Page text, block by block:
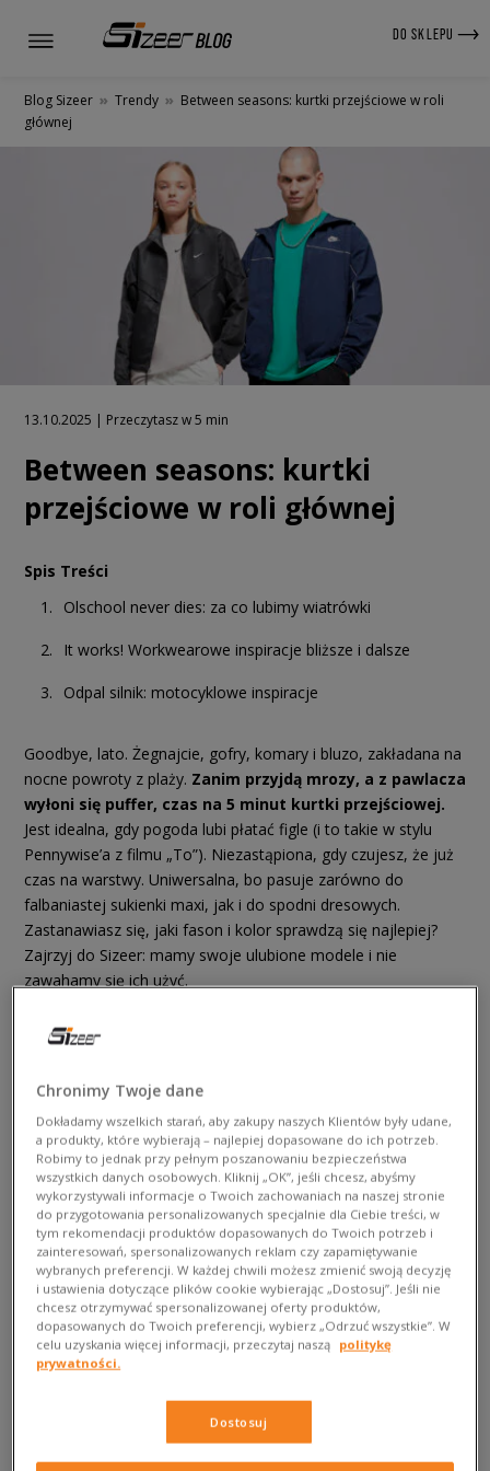
DO SKLEPU
Blog Sizeer » Trendy » Between seasons: kurtki przejściowe w roli
głównej
13.10.2025 | Przeczytasz w 5 min
Between seasons: kurtki
przejściowe w roli głównej
Spis Treści
Olschool never dies: za co lubimy wiatrówki
It works! Workwearowe inspiracje bliższe i dalsze
Odpal silnik: motocyklowe inspiracje
Goodbye, lato. Żegnajcie, gofry, komary i bluzo, zakładana na
nocne powroty z plaży. Zanim przyjdą mrozy, a z pawlacza
wyłoni się puffer, czas na 5 minut kurtki przejściowej.
Jest idealna, gdy pogoda lubi płatać figle (i to takie w stylu
Pennywise’a z filmu „To”). Niezastąpiona, gdy czujesz, że już
czas na warstwy. Uniwersalna, bo pasuje zarówno do
falbaniastej sukienki maxi, jak i do spodni dresowych.
Zastanawiasz się, jaki fason i kolor sprawdzą się najlepiej?
Zajrzyj do Sizeer: mamy swoje ulubione modele i nie
zawahamy się ich użyć.
Olschool never dies: za co lubimy
wiatrówki
Nostalgia rozgrzewa jak termofor – dlatego na widok retro
ciepło na serduszkach. Może to ten połysk nylonu, który przed
laty widział każdy, kto mijał nas na dzielni. Może to te mocne,
kontrastowe kolory lub charakterystyczny fason ze stójką i
Chronimy Twoje dane
Dokładamy wszelkich starań, aby zakupy naszych Klientów były udane,
a produkty, które wybierają – najlepiej dopasowane do ich potrzeb.
Robimy to jednak przy pełnym poszanowaniu bezpieczeństwa
wszystkich danych osobowych. Kliknij „OK”, jeśli chcesz, abyśmy
wykorzystywali informacje o Twoich zachowaniach na naszej stronie
do przygotowania personalizowanych specjalnie dla Ciebie treści, w
tym rekomendacji produktów dopasowanych do Twoich potrzeb i
zainteresowań, spersonalizowanych reklam czy zapamiętywanie
wybranych preferencji. W każdej chwili możesz zmienić swoją decyzję
i ustawienia dotyczące plików cookie wybierając „Dostosuj”. Jeśli nie
chcesz otrzymywać spersonalizowanej oferty produktów,
dopasowanych do Twoich preferencji, wybierz „Odrzuć wszystkie”. W
celu uzyskania więcej informacji, przeczytaj naszą politykę
prywatności.
Dostosuj